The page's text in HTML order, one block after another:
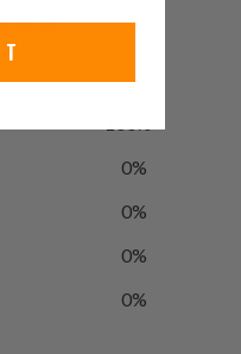
0%
0%
0%
0%